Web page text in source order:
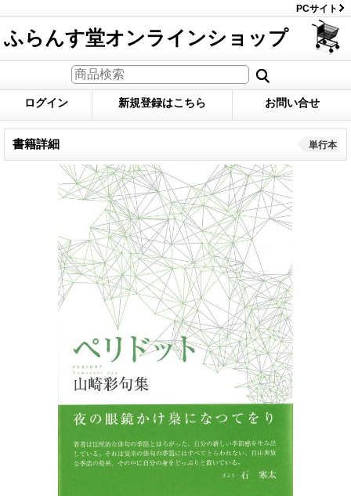
PCサイト
ふらんす堂オンラインショップ
ログイン 新規登録はこちら お問い合せ
書籍詳細 単行本